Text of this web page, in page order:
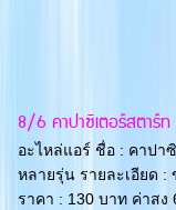
8/6 คาปาซิเตอร์สตาร์
อะไหล่แอร์ ชื่อ : คาปา
หลายรุ่น รายละเอียด :
ราคา : 130 บาท ค่าสง